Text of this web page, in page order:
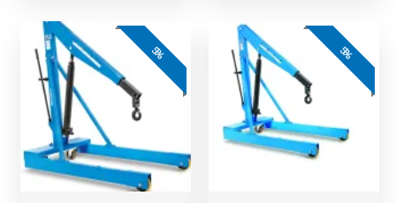
5%
prix
initial
était :
actuel
est :
1984,00 €.
5%
prix
initial
était :
actuel
est :
2279,00 €.